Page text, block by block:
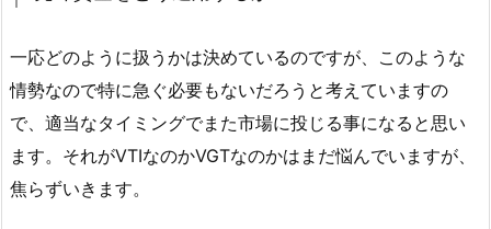
一応どのように扱うかは決めているのですが、このような
情勢なので特に急ぐ必要もないだろうと考えていますの
で、適当なタイミングでまた市場に投じる事になると思い
ます。それがVTIなのかVGTなのかはまだ悩んでいますが、
焦らずいきます。